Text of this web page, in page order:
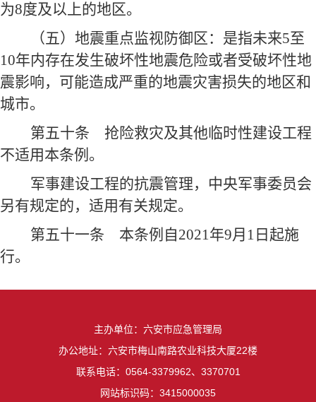
为8度及以上的地区。
（五）地震重点监视防御区：是指未来5至
10年内存在发生破坏性地震危险或者受破坏性地
震影响，可能造成严重的地震灾害损失的地区和
城市。
第五十条 抢险救灾及其他临时性建设工程
不适用本条例。
军事建设工程的抗震管理，中央军事委员会
另有规定的，适用有关规定。
第五十一条 本条例自2021年9月1日起施
行。
主办单位：六安市应急管理局
办公地址：六安市梅山南路农业科技大厦22楼
联系电话：0564-3379962、3370701
网站标识码：3415000035